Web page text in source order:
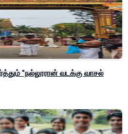
"நல்லூரான் வடக்கு வாசல்